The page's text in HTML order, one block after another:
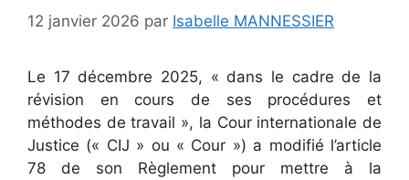
12 janvier 2026 par Isabelle MANNESSIER
Le 17 décembre 2025, « dans le cadre de la
révision en cours de ses procédures et
méthodes de travail », la Cour internationale de
Justice (« CIJ » ou « Cour ») a modifié l’article
78 de son Règlement pour mettre à la